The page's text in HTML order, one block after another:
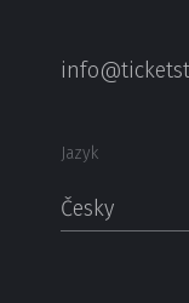
Jazyk
Česky